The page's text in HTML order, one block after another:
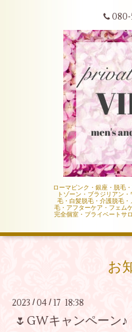
080-
ローマピンク・銀座・脱毛
トゾーン・ブラジリアン
毛・白髪脱毛・介護脱毛
毛・アフターケア・フェム
完全個室・プライベートサ
お
2023 / 04 / 17 18:38
🌷GWキャンペーン♪